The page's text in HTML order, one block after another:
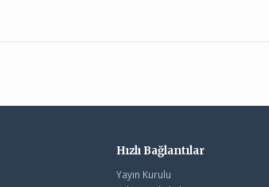
Hızlı Bağlantılar
Yayın Kurulu